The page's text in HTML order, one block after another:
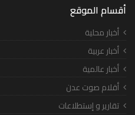
أقسام الموقع
أخبار محلية
أخبار عربية
أخبار عالمية
أقلام صوت عدن
تقارير و إستطلاعات